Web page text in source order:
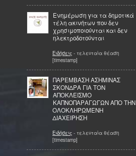
Ενημέρωση για τα δημοτικά
τέλη ακινήτων που δεν
χρησιμοποιούνται και δεν
ηλεκτροδοτούνται
Ειδήσεις - τελευταία θέαση
[timestamp]
ΠΑΡΕΜΒΑΣΗ ΑΣΗΜΙΝΑΣ
ΣΚΟΝΔΡΑ ΓΙΑ ΤΟΝ
ΑΠΟΚΛΕΙΣΜΟ
ΚΑΠΝΟΠΑΡΑΓΩΓΩΝ ΑΠΟ ΤΗΝ
ΟΛΟΚΛΗΡΩΜΕΝΗ
ΔΙΑΧΕΙΡΗΣΗ
Ειδήσεις - τελευταία θέαση
[timestamp]